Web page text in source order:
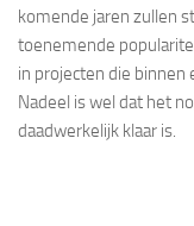
komende jaren zullen
toenemende
in projecten die binnen
Nadeel is wel dat het
daadwerkelijk klaar is.